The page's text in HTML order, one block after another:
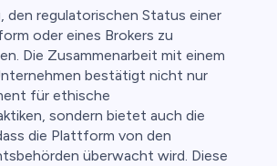
den regulatorischen Status einer
oder eines Brokers zu
Die Zusammenarbeit mit einem
bestätigt nicht nur
für ethische
sondern bietet auch die
die Plattform von den
überwacht wird. Diese